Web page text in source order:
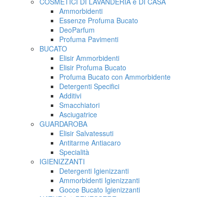
Ammorbidenti
Essenze Profuma Bucato
DeoParfum
Profuma Pavimenti
BUCATO
Elisir Ammorbidenti
Elisir Profuma Bucato
Profuma Bucato con Ammorbidente
Detergenti Specifici
Additivi
Smacchiatori
Asciugatrice
GUARDAROBA
Elisir Salvatessuti
Antitarme Antiacaro
Specialità
IGIENIZZANTI
Detergenti Igienizzanti
Ammorbidenti Igienizzanti
Gocce Bucato Igienizzanti